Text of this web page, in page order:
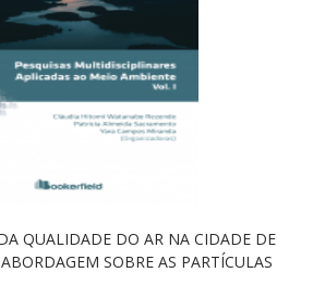
QUALIDADE DO AR NA CIDADE DE
SOBRE AS PARTÍCULAS